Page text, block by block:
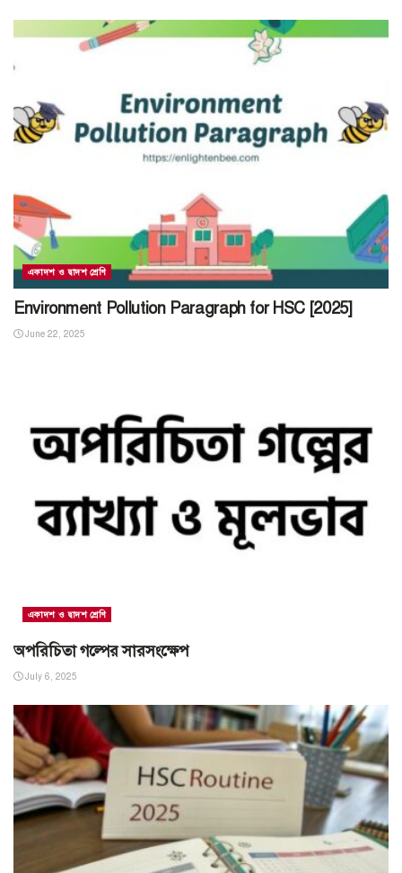
একাদশ ও দ্বাদশ শ্রেণি
Environment Pollution Paragraph for HSC [2025]
June 22, 2025
একাদশ ও দ্বাদশ শ্রেণি
অপরিচিতা গল্পের সারসংক্ষেপ
July 6, 2025